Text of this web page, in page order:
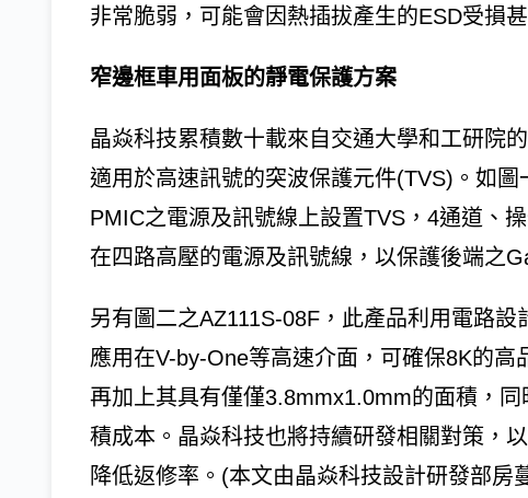
非常脆弱，可能會因熱插拔產生的ESD受損甚
窄邊框車用面板的靜電保護方案
晶焱科技累積數十載來自交通大學和工研院
適用於高速訊號的突波保護元件(TVS)。如
PMIC之電源及訊號線上設置TVS，4通道、
在四路高壓的電源及訊號線，以保護後端之
另有圖二之AZ111S-08F，此產品利用電路
應用在V-by-One等高速介面，可確保8K的高
再加上其具有僅僅3.8mmx1.0mm的面積，
積成本。晶焱科技也將持續研發相關對策，
降低返修率。(本文由晶焱科技設計研發部